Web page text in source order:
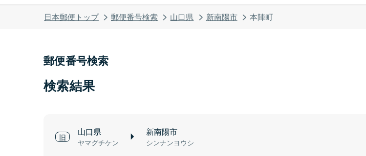
日本郵便トップ 郵便番号検索 山口県 新南陽市 本陣町
郵便番号検索
検索結果
山口県
ヤマグチケン
新南陽市
シンナンヨウシ